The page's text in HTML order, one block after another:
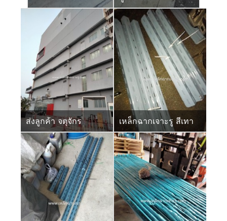
ส่งลูกค้า จตุจักร เหล็กฉากเจาะรู สีเทา